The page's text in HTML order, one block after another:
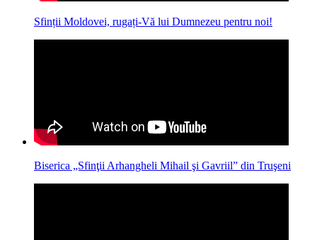
Sfinții Moldovei, rugați-Vă lui Dumnezeu pentru noi!
Biserica „Sfinţii Arhangheli Mihail şi Gavriil” din Truşeni